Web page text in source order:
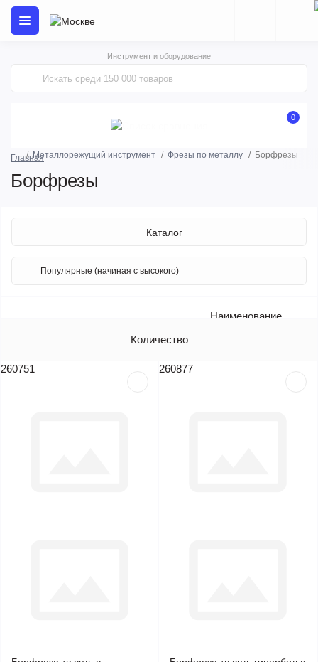
Инструмент и оборудование
0
ГлавнаяМеталлорежущий инструмент Фрезы по металлу Борфрезы
Борфрезы
Каталог
Наименование
Количество
260751 260877